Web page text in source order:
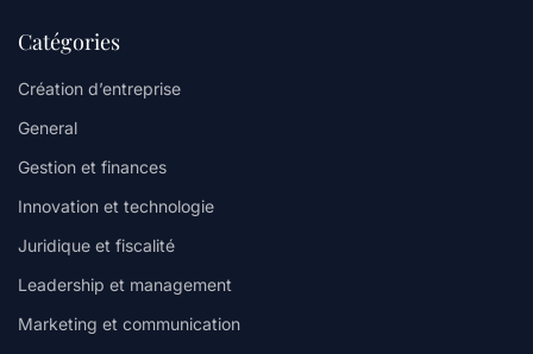
Catégories
Création d’entreprise
General
Gestion et finances
Innovation et technologie
Juridique et fiscalité
Leadership et management
Marketing et communication